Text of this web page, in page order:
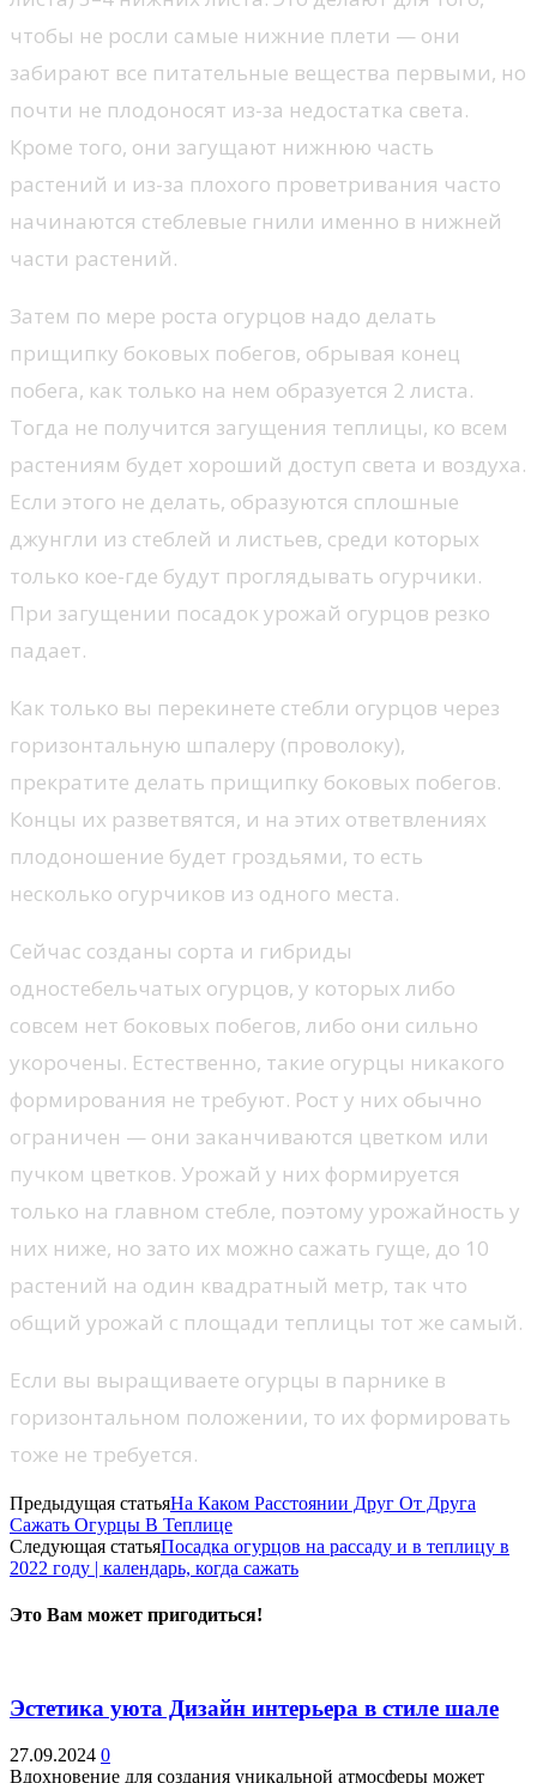
чтобы не росли самые нижние плети — они
забирают все питательные вещества первыми, но
почти не плодоносят из-за недостатка света.
Кроме того, они загущают нижнюю часть
растений и из-за плохого проветривания часто
начинаются стеблевые гнили именно в нижней
части растений.
Затем по мере роста огурцов надо делать
прищипку боковых побегов, обрывая конец
побега, как только на нем образуется 2 листа.
Тогда не получится загущения теплицы, ко всем
растениям будет хороший доступ света и воздуха.
Если этого не делать, образуются сплошные
джунгли из стеблей и листьев, среди которых
только кое-где будут проглядывать огурчики.
При загущении посадок урожай огурцов резко
падает.
Как только вы перекинете стебли огурцов через
горизонтальную шпалеру (проволоку),
прекратите делать прищипку боковых побегов.
Концы их разветвятся, и на этих ответвлениях
плодоношение будет гроздьями, то есть
несколько огурчиков из одного места.
Сейчас созданы сорта и гибриды
одностебельчатых огурцов, у которых либо
совсем нет боковых побегов, либо они сильно
укорочены. Естественно, такие огурцы никакого
формирования не требуют. Рост у них обычно
ограничен — они заканчиваются цветком или
пучком цветков. Урожай у них формируется
только на главном стебле, поэтому урожайность у
них ниже, но зато их можно сажать гуще, до 10
растений на один квадратный метр, так что
общий урожай с площади теплицы тот же самый.
Если вы выращиваете огурцы в парнике в
горизонтальном положении, то их формировать
тоже не требуется.
Предыдущая статьяНа Каком Расстоянии Друг От Друга
Сажать Огурцы В Теплице
Следующая статьяПосадка огурцов на рассаду и в теплицу в
2022 году | календарь, когда сажать
Это Вам может пригодиться!
Эстетика уюта Дизайн интерьера в стиле шале
27.09.2024 0
Вдохновение для создания уникальной атмосферы может